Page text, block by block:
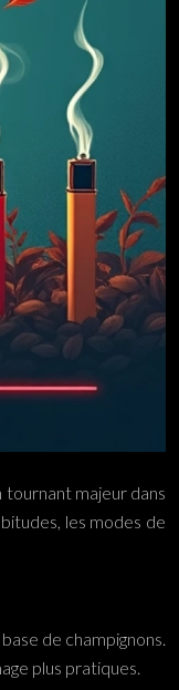
tournant majeur dans
les modes de
de champignons.
plus pratiques.